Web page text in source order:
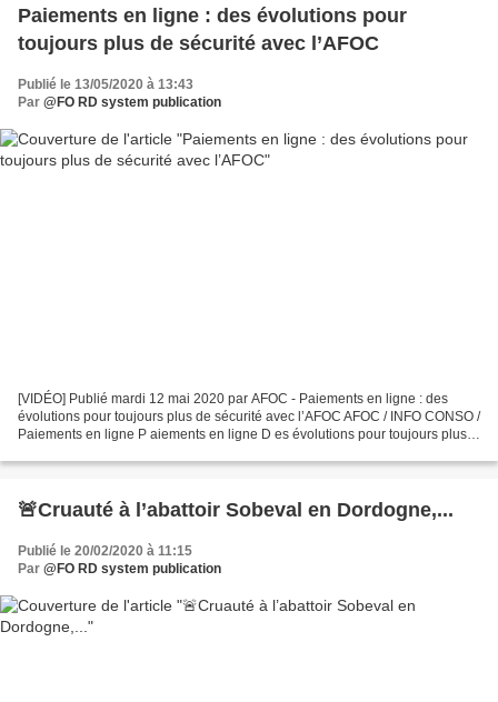
Paiements en ligne : des évolutions pour
toujours plus de sécurité avec l’AFOC
Publié le 13/05/2020 à 13:43
Par @FO RD system publication
[VIDÉO] Publié mardi 12 mai 2020 par AFOC - Paiements en ligne : des
évolutions pour toujours plus de sécurité avec l’AFOC AFOC / INFO CONSO /
Paiements en ligne P aiements en ligne D es évolutions pour toujours plus
🚨Cruauté à l’abattoir Sobeval en Dordogne,...
Publié le 20/02/2020 à 11:15
Par @FO RD system publication